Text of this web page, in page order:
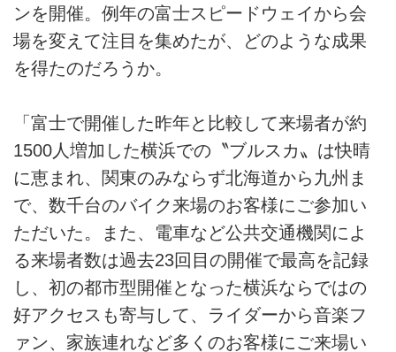
ンを開催。例年の富士スピードウェイから会
場を変えて注目を集めたが、どのような成果
を得たのだろうか。
「富士で開催した昨年と比較して来場者が約
1500人増加した横浜での〝ブルスカ〟は快晴
に恵まれ、関東のみならず北海道から九州ま
で、数千台のバイク来場のお客様にご参加い
ただいた。また、電車など公共交通機関によ
る来場者数は過去23回目の開催で最高を記録
し、初の都市型開催となった横浜ならではの
好アクセスも寄与して、ライダーから音楽フ
ァン、家族連れなど多くのお客様にご来場い